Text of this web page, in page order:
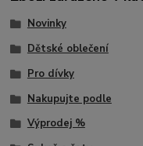
Novinky
Dětské oblečení
Pro dívky
Nakupujte podle
Výprodej %